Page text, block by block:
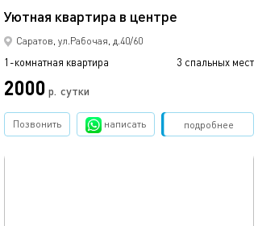
Уютная квартира в центре
Саратов, ул.Рабочая, д.40/60
1-комнатная квартира 3 спальных мест
2000 р. сутки
подробнее
Позвонить написать Забронировать